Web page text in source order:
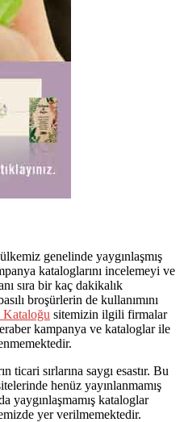
genelinde yaygınlaşmış
kataloglarını incelemeyi ve
sıra bir kaç dakikalık
broşürlerin de kullanımını
sitemizin ilgili firmalar
kampanya ve kataloglar ile
ticari sırlarına saygı esastır. Bu
henüz yayınlanmamış
yaygınlaşmamış kataloglar
yer verilmemektedir.